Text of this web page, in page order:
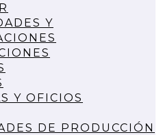
Y
Y OFICIOS
DE PRODUCCIÓN